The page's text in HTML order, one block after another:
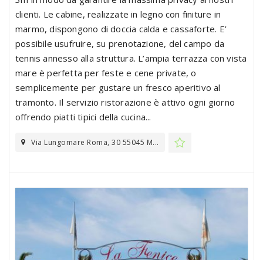
clienti. Le cabine, realizzate in legno con finiture in
marmo, dispongono di doccia calda e cassaforte. E’
possibile usufruire, su prenotazione, del campo da
tennis annesso alla struttura. L’ampia terrazza con vista
mare è perfetta per feste e cene private, o
semplicemente per gustare un fresco aperitivo al
tramonto. Il servizio ristorazione è attivo ogni giorno
offrendo piatti tipici della cucina...
Via Lungomare Roma, 30 55045 M...